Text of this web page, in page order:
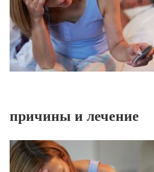
причины и лечение